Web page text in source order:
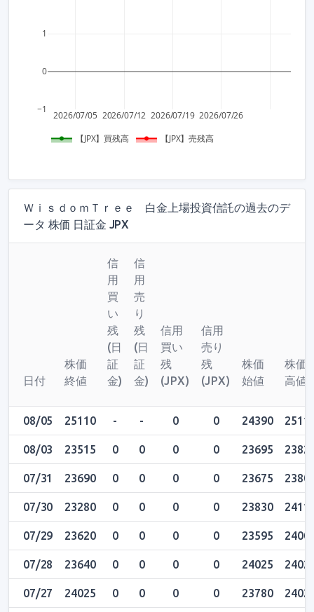
2026/07/05 2026/07/12 2026/07/19 2026/07/26
−1
0
1
【JPX】買残高 【JPX】売残高
ＷｉｓｄｏｍＴｒｅｅ 白金上場投資信託の過去のデ
ータ 株価 日証金 JPX
日付
株価
終値
信
用
買
い
残
(日
証
金)
信
用
売
り
残
(日
証
金)
信用
買い
残
(JPX)
信用
売り
残
(JPX)
株価
始値
株価
高値
08/05 25110 - - 0 0 24390
08/03 23515 0 0 0 0 23695
07/31 23690 0 0 0 0 23675
07/30 23280 0 0 0 0 23830
07/29 23620 0 0 0 0 23595
07/28 23640 0 0 0 0 24025
07/27 24025 0 0 0 0 23780